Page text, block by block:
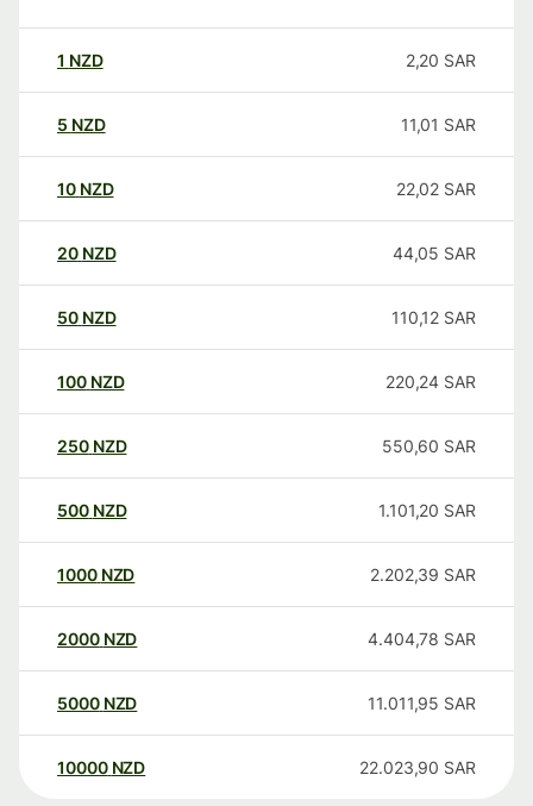
1 NZD 2,20 SAR
5 NZD 11,01 SAR
10 NZD 22,02 SAR
20 NZD 44,05 SAR
50 NZD 110,12 SAR
100 NZD 220,24 SAR
250 NZD 550,60 SAR
500 NZD 1.101,20 SAR
1000 NZD 2.202,39 SAR
2000 NZD 4.404,78 SAR
5000 NZD 11.011,95 SAR
10000 NZD 22.023,90 SAR